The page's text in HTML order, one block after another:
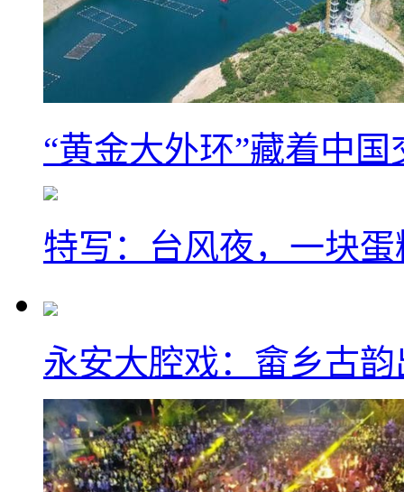
“黄金大外环”藏着中
特写：台风夜，一块
永安大腔戏：畲乡古